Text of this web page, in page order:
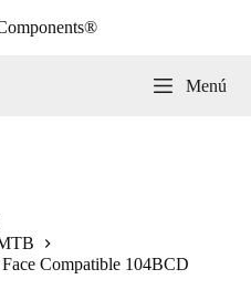
Menú
Compatible 104BCD